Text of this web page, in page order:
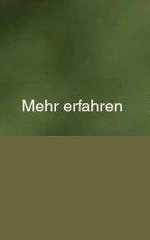
Mehr erfahren